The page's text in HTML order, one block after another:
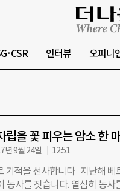
인터뷰 오피니
립을 꽃 피우는 암소 한
년 9월 24일 12:51
적을 선사합니다 지난해 베
농사를 짓습니다. 열심히 농